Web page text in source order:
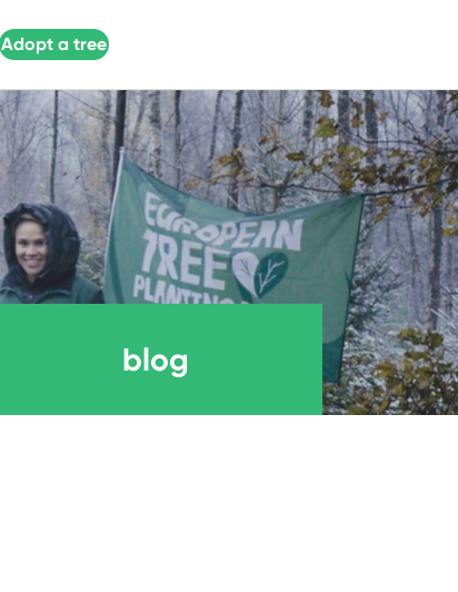
Adopt a tree
blog